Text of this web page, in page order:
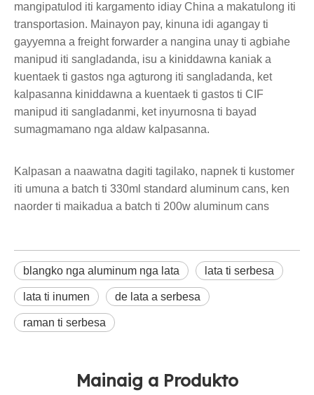
mangipatulod iti kargamento idiay China a makatulong iti
transportasion. Mainayon pay, kinuna idi agangay ti
gayyemna a freight forwarder a nangina unay ti agbiahe
manipud iti sangladanda, isu a kiniddawna kaniak a
kuentaek ti gastos nga agturong iti sangladanda, ket
kalpasanna kiniddawna a kuentaek ti gastos ti CIF
manipud iti sangladanmi, ket inyurnosna ti bayad
sumagmamano nga aldaw kalpasanna.
Kalpasan a naawatna dagiti tagilako, napnek ti kustomer
iti umuna a batch ti 330ml standard aluminum cans, ken
naorder ti maikadua a batch ti 200w aluminum cans
blangko nga aluminum nga lata lata ti serbesa
lata ti inumen de lata a serbesa
raman ti serbesa
Mainaig a Produkto